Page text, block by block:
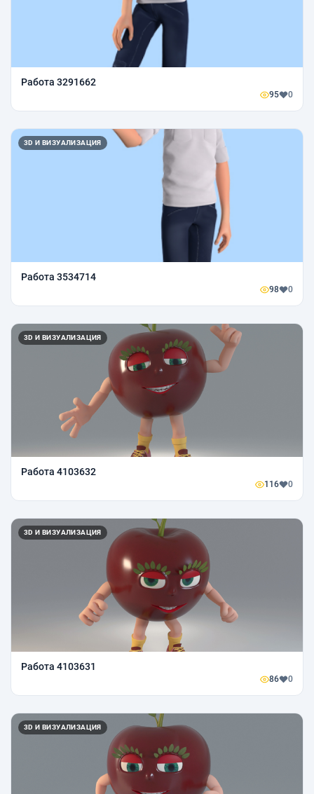
Работа 3291662
95 0
3D И ВИЗУАЛИЗАЦИЯ
Работа 3534714
98 0
3D И ВИЗУАЛИЗАЦИЯ
Работа 4103632
116 0
3D И ВИЗУАЛИЗАЦИЯ
Работа 4103631
86 0
3D И ВИЗУАЛИЗАЦИЯ